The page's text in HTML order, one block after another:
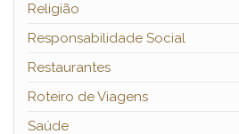
Religião
Responsabilidade Social
Restaurantes
Roteiro de Viagens
Saúde